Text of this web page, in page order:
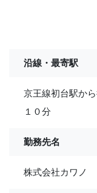
沿線・最寄駅
京王線初台駅か
１０分
勤務先名
株式会社カワノ